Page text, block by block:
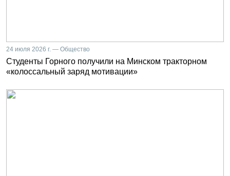
24 июля 2026 г. — Общество
Студенты Горного получили на Минском тракторном
«колоссальный заряд мотивации»